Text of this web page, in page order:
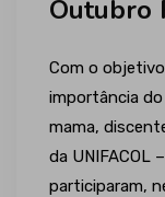
Outubro
Com o
importância
mama,
da UNIFACOL
participaram,